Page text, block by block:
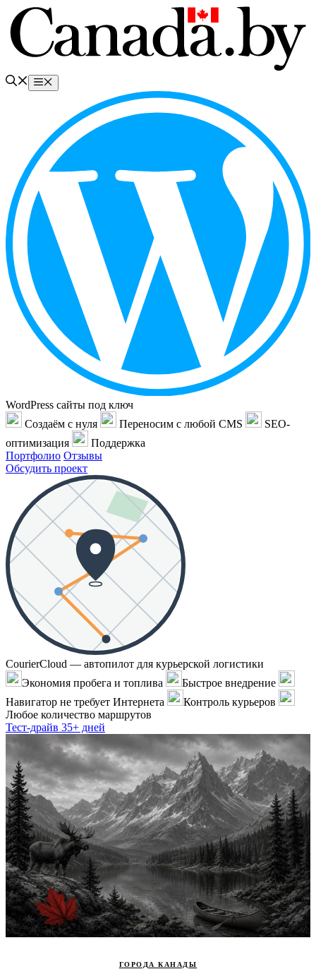
Перейти
содержимому
Меню
WordPress сайты под ключ
Создаём с нуля
Переносим с любой CMS
SEO-
оптимизация
Поддержка
Портфолио Отзывы
Обсудить проект
CourierCloud — автопилот для курьерской логистики
Экономия пробега и топлива
Быстрое внедрение
Навигатор не требует Интернета
Контроль курьеров
Любое количество маршрутов
Тест-драйв 35+ дней
ГОРОДА КАНАДЫ